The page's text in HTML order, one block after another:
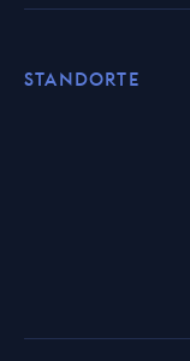
STANDORTE